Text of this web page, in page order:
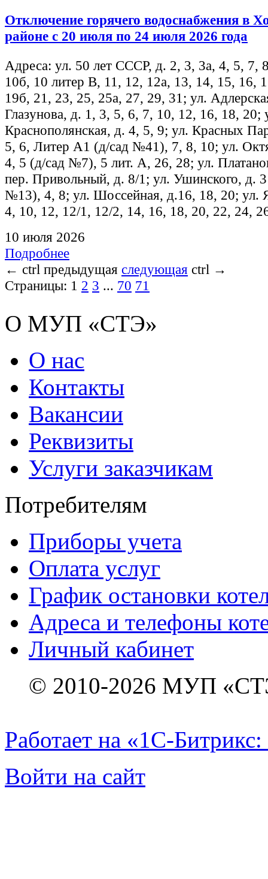
Отключение горячего водоснабжения в
районе с 20 июля по 24 июля 2026 года
Адреса: ул. 50 лет СССР, д. 2, 3, 3а, 4, 5, 7,
10б, 10 литер В, 11, 12, 12а, 13, 14, 15, 16,
19б, 21, 23, 25, 25а, 27, 29, 31; ул.
Глазунова, д. 1, 3, 5, 6, 7, 10, 12, 16, 18, 20;
Краснополянская, д. 4, 5, 9; ул. Красных
5, 6, Литер А1 (д/сад №41), 7, 8, 10; ул.
4, 5 (д/сад №7), 5 лит. А, 26, 28; ул.
пер. Привольный, д. 8/1; ул. Ушинского, д.
№13), 4, 8; ул. Шоссейная, д.16, 18, 20; ул.
4, 10, 12, 12/1, 12/2, 14, 16, 18, 20, 22, 24,
10 июля 2026
Подробнее
← ctrl предыдущая следующая ctrl →
Страницы: 1 2 3 ... 70 71
О МУП «СТЭ»
О нас
Контакты
Вакансии
Реквизиты
Услуги заказчикам
Потребителям
Приборы учета
Оплата услуг
График остановки
Адреса и телефоны
Личный кабинет
© 2010-2026 МУП
Работает на «1С-
Войти на сайт